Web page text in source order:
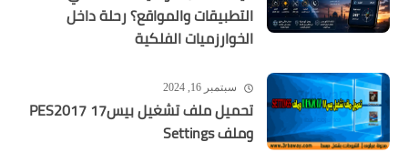
التطبيقات والمواقع؟ رحلة داخل
الخوارزميات الفلكية
سبتمبر 16, 2024
تحميل ملف تشغيل بيس17 PES2017
وملف Settings